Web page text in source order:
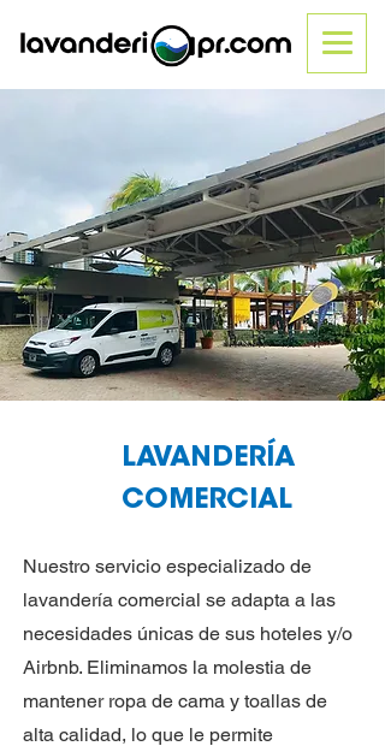
LAVANDERÍA
COMERCIAL
Nuestro servicio especializado de
lavandería comercial se adapta a las
necesidades únicas de sus hoteles y/o
Airbnb. Eliminamos la molestia de
mantener ropa de cama y toallas de
alta calidad, lo que le permite